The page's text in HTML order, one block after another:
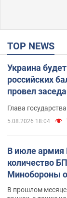
TOP NEWS
Украина
российских
провел
Глава
5.08.2026 18:04
В июле армия
количество
Минобороны
В прошлом